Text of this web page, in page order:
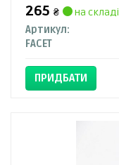
265 ₴
на складі
Артикул:
FACET
ПРИДБАТИ